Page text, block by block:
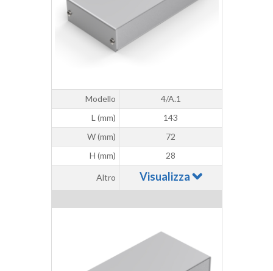
Modello
4/A.1
L (mm)
143
W (mm)
72
H (mm)
28
Altro Visualizza